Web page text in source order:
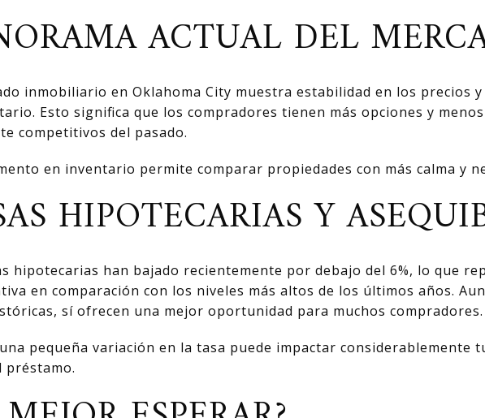
ACTUAL DEL
inmobiliario en Oklahoma City muestra estabilidad en los precios
Esto significa que los compradores tienen más opciones y
competitivos del pasado.
en inventario permite comparar propiedades con más calma y
HIPOTECARIAS Y
hipotecarias han bajado recientemente por debajo del 6%, lo que
en comparación con los niveles más altos de los últimos años.
sí ofrecen una mejor oportunidad para muchos compradores.
pequeña variación en la tasa puede impactar considerablemente
préstamo.